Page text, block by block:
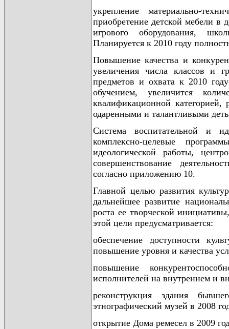
укрепление материально-
приобретение детской мебели в
игрового оборудования,
Планируется к 2010 году
Повышение качества и
увеличения числа классов и
предметов и охвата к 2010
обучением, увеличится
квалификационной
одаренными и талантливыми
Система воспитательной и
комплексно-целевые
идеологической работы,
совершенствование
согласно приложению 10.
Главной целью развития
дальнейшее развитие
роста ее творческой
этой цели предусматривается:
обеспечение доступности
повышение уровня и качества
повышение
исполнителей на внутреннем и
реконструкция здания
этнографический музей в 2008
открытие Дома ремесел в 2009